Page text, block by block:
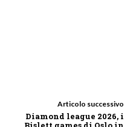
Articolo successivo
Diamond league 2026, i